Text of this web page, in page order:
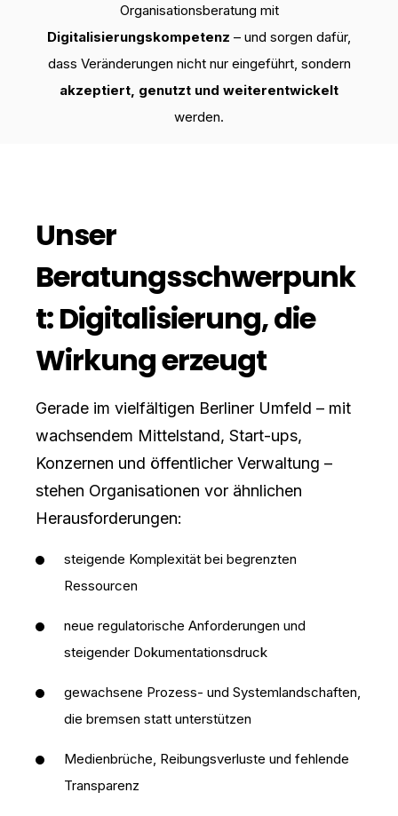
Organisationsberatung mit
Digitalisierungskompetenz – und sorgen dafür,
dass Veränderungen nicht nur eingeführt, sondern
akzeptiert, genutzt und weiterentwickelt
werden.
Unser
Beratungsschwerpunk
t: Digitalisierung, die
Wirkung erzeugt
Gerade im vielfältigen Berliner Umfeld – mit
wachsendem Mittelstand, Start-ups,
Konzernen und öffentlicher Verwaltung –
stehen Organisationen vor ähnlichen
Herausforderungen:
steigende Komplexität bei begrenzten
Ressourcen
neue regulatorische Anforderungen und
steigender Dokumentationsdruck
gewachsene Prozess- und Systemlandschaften,
die bremsen statt unterstützen
Medienbrüche, Reibungsverluste und fehlende
Transparenz